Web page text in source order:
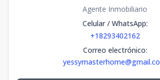
Agente Inmobiliario
Celular / WhatsApp:
+18293402162
Correo electrónico: